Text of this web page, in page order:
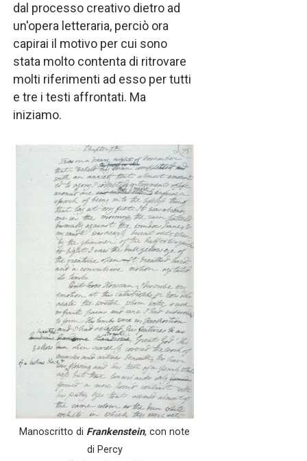
dal processo creativo dietro ad
un'opera letteraria, perciò ora
capirai il motivo per cui sono
stata molto contenta di ritrovare
molti riferimenti ad esso per tutti
e tre i testi affrontati. Ma
iniziamo.
Manoscritto di Frankenstein, con note
di Percy